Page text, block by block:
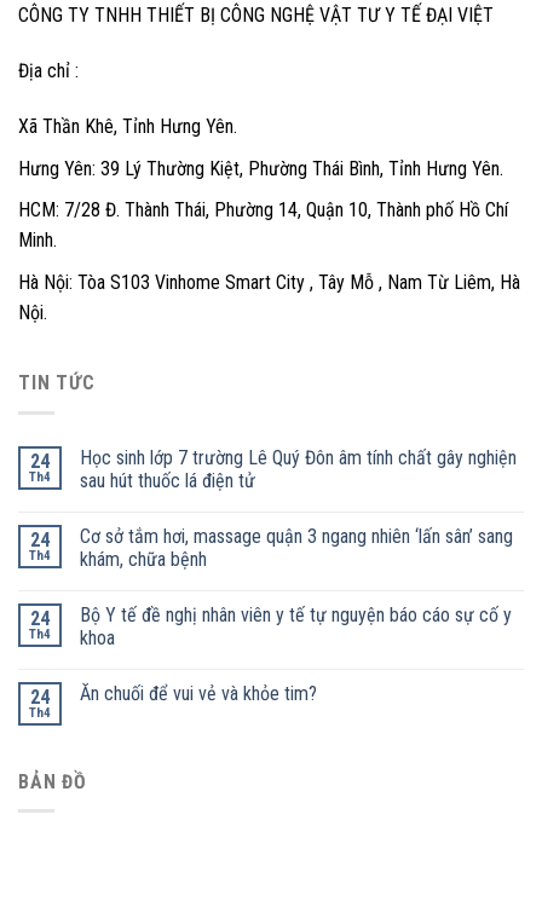
CÔNG TY TNHH THIẾT BỊ CÔNG NGHỆ VẬT TƯ Y TẾ ĐẠI VIỆT
Địa chỉ :
Xã Thần Khê, Tỉnh Hưng Yên.
Hưng Yên: 39 Lý Thường Kiệt, Phường Thái Bình, Tỉnh Hưng Yên.
HCM: 7/28 Đ. Thành Thái, Phường 14, Quận 10, Thành phố Hồ Chí
Minh.
Hà Nội: Tòa S103 Vinhome Smart City , Tây Mỗ , Nam Từ Liêm, Hà
Nội.
TIN TỨC
24
Th4
Học sinh lớp 7 trường Lê Quý Đôn âm tính chất gây nghiện
sau hút thuốc lá điện tử
24
Th4
Cơ sở tắm hơi, massage quận 3 ngang nhiên ‘lấn sân’ sang
khám, chữa bệnh
24
Th4
Bộ Y tế đề nghị nhân viên y tế tự nguyện báo cáo sự cố y
khoa
24
Th4
Ăn chuối để vui vẻ và khỏe tim?
BẢN ĐỒ